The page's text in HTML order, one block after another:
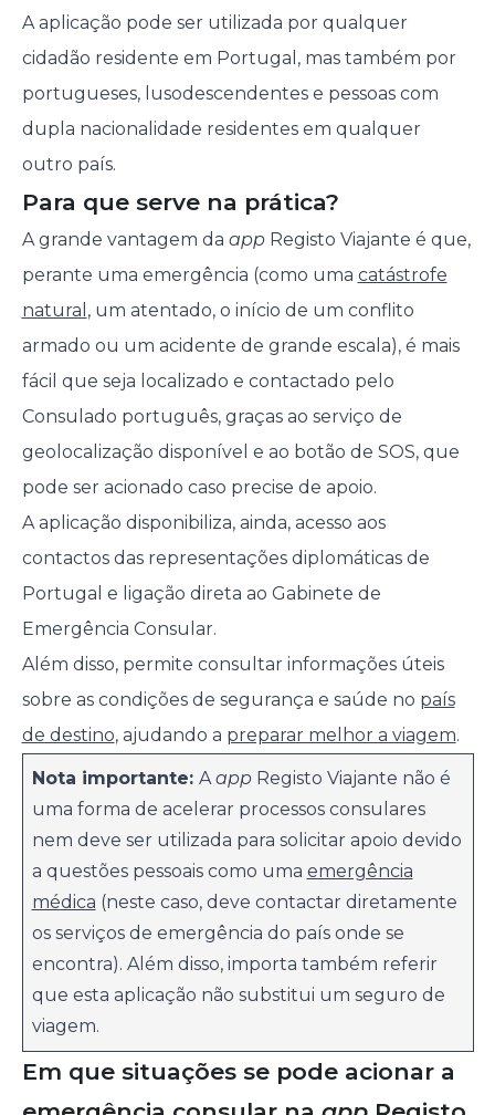
A aplicação pode ser utilizada por qualquer
cidadão residente em Portugal, mas também por
portugueses, lusodescendentes e pessoas com
dupla nacionalidade residentes em qualquer
outro país.
Para que serve na prática?
A grande vantagem da appRegisto Viajante é que,
perante uma emergência (como uma catástrofe
natural , um atentado, o início de um conflito
armado ou um acidente de grande escala), é mais
fácil que seja localizado e contactado pelo
Consulado português, graças ao serviço de
geolocalização disponível e ao botão de SOS, que
pode ser acionado caso precise de apoio.
A aplicação disponibiliza, ainda, acesso aos
contactos das representações diplomáticas de
Portugal e ligação direta ao Gabinete de
Emergência Consular.
Além disso, permite consultar informações úteis
sobre as condições de segurança e saúde no país
de destino, ajudando a preparar melhor a viagem.
Nota importante: AappRegisto Viajante não é
uma forma de acelerar processos consulares
nem deve ser utilizada para solicitar apoio devido
a questões pessoais como uma emergência
médica (neste caso, deve contactar diretamente
os serviços de emergência do país onde se
encontra). Além disso, importa também referir
que esta aplicação não substitui um seguro de
viagem.
Em que situações se pode acionar a